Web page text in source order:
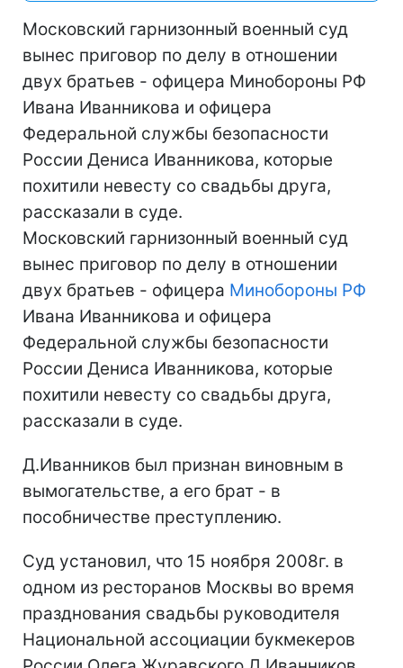
Московский гарнизонный военный суд
вынес приговор по делу в отношении
двух братьев - офицера Минобороны РФ
Ивана Иванникова и офицера
Федеральной службы безопасности
России Дениса Иванникова, которые
похитили невесту со свадьбы друга,
рассказали в суде.
Московский гарнизонный военный суд
вынес приговор по делу в отношении
двух братьев - офицера Минобороны РФ
Ивана Иванникова и офицера
Федеральной службы безопасности
России Дениса Иванникова, которые
похитили невесту со свадьбы друга,
рассказали в суде.
Д.Иванников был признан виновным в
вымогательстве, а его брат - в
пособничестве преступлению.
Суд установил, что 15 ноября 2008г. в
одном из ресторанов Москвы во время
празднования свадьбы руководителя
Национальной ассоциации букмекеров